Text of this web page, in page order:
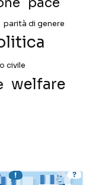
parità di genere
civile
welfare